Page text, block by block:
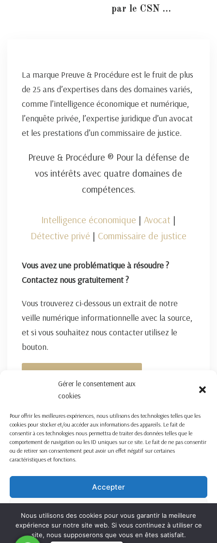
Gérer le consentement aux
cookies
Pour offrir les meilleures expériences, nous utilisons des technologies telles que les
cookies pour stocker et/ou accéder aux informations des appareils. Le fait de
consentir à ces technologies nous permettra de traiter des données telles que le
comportement de navigation ou les ID uniques sur ce site. Le fait de ne pas consentir
ou de retirer son consentement peut avoir un effet négatif sur certaines
caractéristiques et fonctions.
Accepter
Voir les préférences
par le CSN …
La marque Preuve & Procédure est le fruit de plus
de 25 ans d’expertises dans des domaines variés,
comme l’intelligence économique et numérique,
l’enquête privée, l’expertise juridique d’un avocat
et les prestations d’un commissaire de justice.
Preuve & Procédure ® Pour la défense de
vos intérêts avec quatre domaines de
compétences.
Intelligence économique | Avocat |
Détective privé | Commissaire de justice
Vous avez une problématique à résoudre ?
Contactez nous gratuitement ?
Vous trouverez ci-dessous un extrait de notre
veille numérique informationnelle avec la source,
et si vous souhaitez nous contacter utilisez le
bouton.
Nous utilisons des cookies pour vous garantir la meilleure
expérience sur notre site web. Si vous continuez à utiliser ce
site, nous supposerons que vous en êtes satisfait.